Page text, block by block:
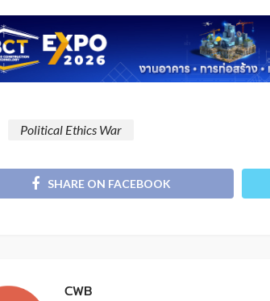
Political Ethics War
SHARE ON FACEBOOK
CWB